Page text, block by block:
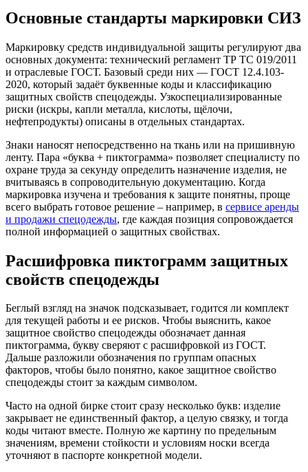
Основные стандарты маркировки СИЗ
Маркировку средств индивидуальной защиты регулируют два
основных документа: технический регламент ТР ТС 019/2011
и отраслевые ГОСТ. Базовый среди них — ГОСТ 12.4.103-
2020, который задаёт буквенные коды и классификацию
защитных свойств спецодежды. Узкоспециализированные
риски (искры, капли металла, кислоты, щёлочи,
нефтепродукты) описаны в отдельных стандартах.
Знаки наносят непосредственно на ткань или на пришивную
ленту. Пара «буква + пиктограмма» позволяет специалисту по
охране труда за секунду определить назначение изделия, не
вчитываясь в сопроводительную документацию. Когда
маркировка изучена и требования к защите понятны, проще
всего выбрать готовое решение – например, в сервисе аренды
и продажи спецодежды, где каждая позиция сопровождается
полной информацией о защитных свойствах.
Расшифровка пиктограмм защитных
свойств спецодежды
Беглый взгляд на значок подсказывает, годится ли комплект
для текущей работы и ее рисков. Чтобы выяснить, какое
защитное свойство спецодежды обозначает данная
пиктограмма, букву сверяют с расшифровкой из ГОСТ.
Дальше разложили обозначения по группам опасных
факторов, чтобы было понятно, какое защитное свойство
спецодежды стоит за каждым символом.
Часто на одной бирке стоит сразу несколько букв: изделие
закрывает не единственный фактор, а целую связку, и тогда
коды читают вместе. Полную же картину по предельным
значениям, времени стойкости и условиям носки всегда
уточняют в паспорте конкретной модели.